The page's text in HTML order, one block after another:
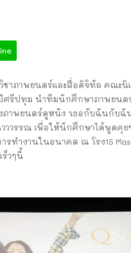
าภาพยนตร์และสื่อดิจิทัล คณะ
รีปทุม นำทีมนักศึกษาภาพยนตร์
ภาพยนตร์ดูหนัง ‘เธอกับฉันกับ
ววรรณ เพื่อให้นักศึกษาได้พูดคุ
ทำงานในอนาคต ณ โรง15
ร็วๆนี้